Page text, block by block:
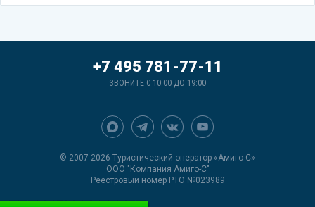
© 2007-2026 Туристический оператор «Амиго-С»
ООО "Компания Амиго-С"
Реестровый номер РТО №023989
+7 495 781-77-11
ЗВОНИТЕ С 10:00 ДО 19:00